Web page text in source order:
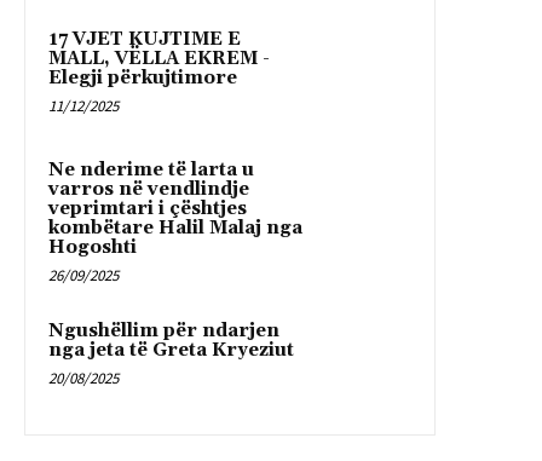
17 VJET KUJTIME E
MALL, VËLLA EKREM -
Elegji përkujtimore
11/12/2025
Ne nderime të larta u
varros në vendlindje
veprimtari i çështjes
kombëtare Halil Malaj nga
Hogoshti
26/09/2025
Ngushëllim për ndarjen
nga jeta të Greta Kryeziut
20/08/2025